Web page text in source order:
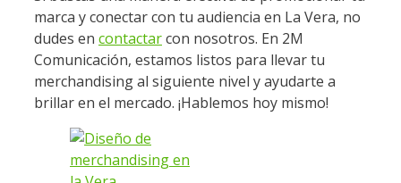
marca y conectar con tu audiencia en La Vera, no
dudes en contactarcon nosotros. En 2M
Comunicación, estamos listos para llevar tu
merchandising al siguiente nivel y ayudarte a
brillar en el mercado. ¡Hablemos hoy mismo!